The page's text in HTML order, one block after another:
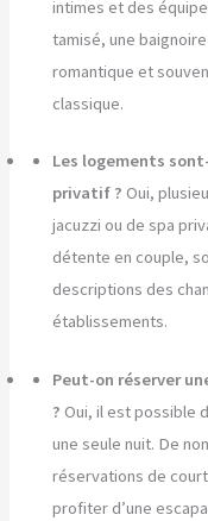
intimes et des
tamisé, une
romantique et
classique.
Les logements
privatif ? Oui,
jacuzzi ou de spa
détente en couple,
descriptions des
établissements.
Peut-on réserver
? Oui, il est possible
une seule nuit. De
réservations de
profiter d’une